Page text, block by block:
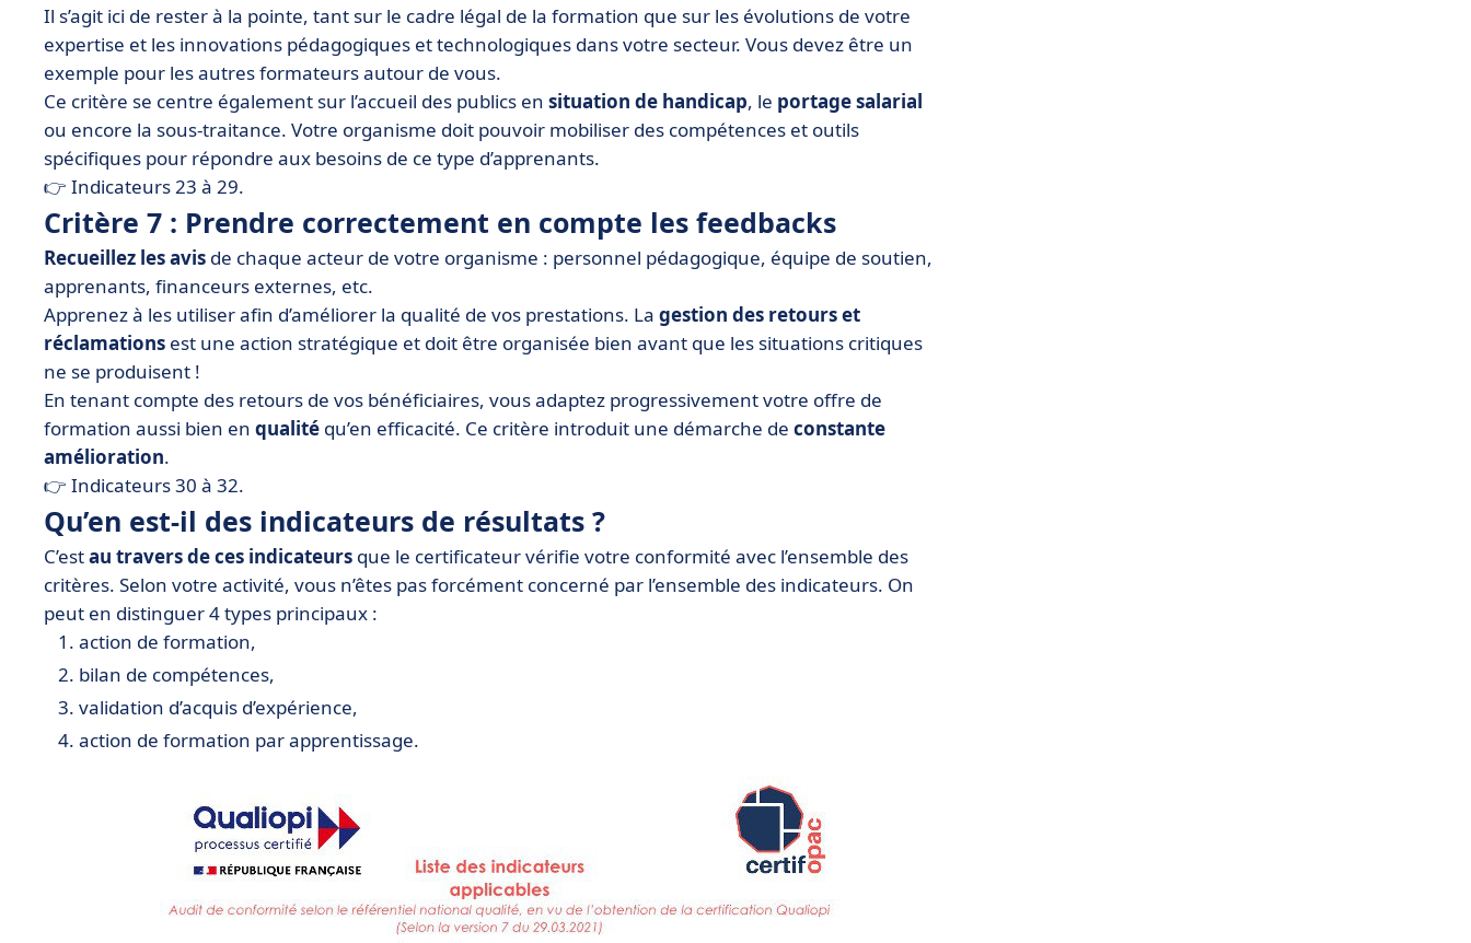
Il s’agit ici de rester à la pointe, tant sur le cadre légal de la formation que sur les évolutions de votre
expertise et les innovations pédagogiques et technologiques dans votre secteur. Vous devez être un
exemple pour les autres formateurs autour de vous.
Ce critère se centre également sur l’accueil des publics en situation de handicap, le portage salarial
ou encore la sous-traitance. Votre organisme doit pouvoir mobiliser des compétences et outils
spécifiques pour répondre aux besoins de ce type d’apprenants.
👉 Indicateurs 23 à 29.
Critère 7 : Prendre correctement en compte les feedbacks
Recueillez les avis de chaque acteur de votre organisme : personnel pédagogique, équipe de soutien,
apprenants, financeurs externes, etc.
Apprenez à les utiliser afin d’améliorer la qualité de vos prestations. La gestion des retours et
réclamations est une action stratégique et doit être organisée bien avant que les situations critiques
ne se produisent !
En tenant compte des retours de vos bénéficiaires, vous adaptez progressivement votre offre de
formation aussi bien en qualité qu’en efficacité. Ce critère introduit une démarche de constante
amélioration.
👉 Indicateurs 30 à 32.
Qu’en est-il des indicateurs de résultats ?
C’estau travers de ces indicateurs que le certificateur vérifie votre conformité avec l’ensemble des
critères. Selon votre activité, vous n’êtes pas forcément concerné par l’ensemble des indicateurs. On
peut en distinguer 4 types principaux :
action de formation,
bilan de compétences,
validation d’acquis d’expérience,
action de formation par apprentissage.